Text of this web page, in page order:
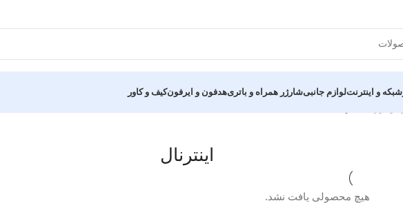
شبکه و اینترنتلوازم جانبیشارژر همراه و باتریهدفون و ایرفونکیف و کاور
اینترنال
هیچ محصولی یافت نشد.